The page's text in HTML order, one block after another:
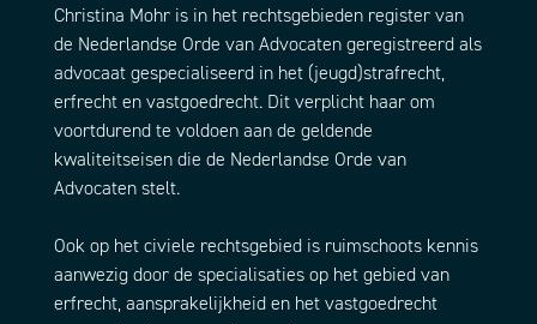
Christina Mohr is in het rechtsgebieden register van
de Nederlandse Orde van Advocaten geregistreerd als
advocaat gespecialiseerd in het (jeugd)strafrecht,
erfrecht en vastgoedrecht. Dit verplicht haar om
voortdurend te voldoen aan de geldende
kwaliteitseisen die de Nederlandse Orde van
Advocaten stelt.
Ook op het civiele rechtsgebied is ruimschoots kennis
aanwezig door de specialisaties op het gebied van
erfrecht, aansprakelijkheid en het vastgoedrecht